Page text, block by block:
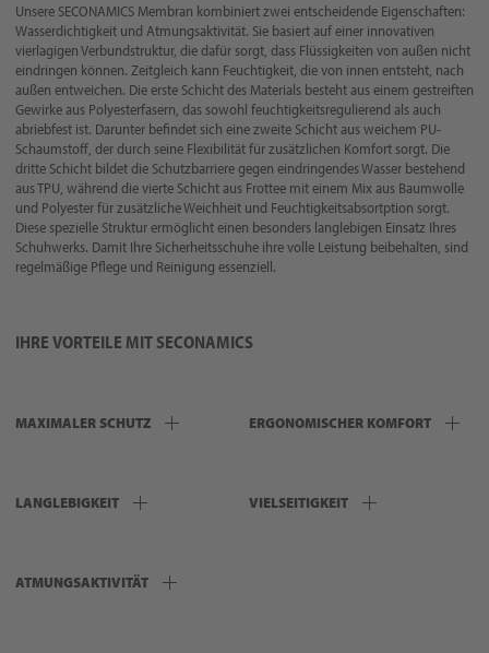
Unsere SECONAMICS Membran kombiniert zwei entscheidende Eigenschaften:
Wasserdichtigkeit und Atmungsaktivität. Sie basiert auf einer innovativen
vierlagigen Verbundstruktur, die dafür sorgt, dass Flüssigkeiten von außen nicht
eindringen können. Zeitgleich kann Feuchtigkeit, die von innen entsteht, nach
außen entweichen. Die erste Schicht des Materials besteht aus einem gestreiften
Gewirke aus Polyesterfasern, das sowohl feuchtigkeitsregulierend als auch
abriebfest ist. Darunter befindet sich eine zweite Schicht aus weichem PU-
Schaumstoff, der durch seine Flexibilität für zusätzlichen Komfort sorgt. Die
dritte Schicht bildet die Schutzbarriere gegen eindringendes Wasser bestehend
aus TPU, während die vierte Schicht aus Frottee mit einem Mix aus Baumwolle
und Polyester für zusätzliche Weichheit und Feuchtigkeitsabsortption sorgt.
Diese spezielle Struktur ermöglicht einen besonders langlebigen Einsatz Ihres
Schuhwerks. Damit Ihre Sicherheitsschuhe ihre volle Leistung beibehalten, sind
regelmäßige Pflege und Reinigung essenziell.
IHRE VORTEILE MIT SECONAMICS
selbst unter extremen Bedingungen.
MAXIMALER SCHUTZ
Form Ihrer Füße an und sorgt für eine
ERGONOMISCHER KOMFORT
garantiert SECONAMICS eine lange
Haltbarkeit Ihrer Sicherheitsschuhe.
LANGLEBIGKEIT
Bauwesen, Logistik, Landwirtschaft
VIELSEITIGKEIT
Atmungsaktivität sichergestellt wird.
ATMUNGSAKTIVITÄT